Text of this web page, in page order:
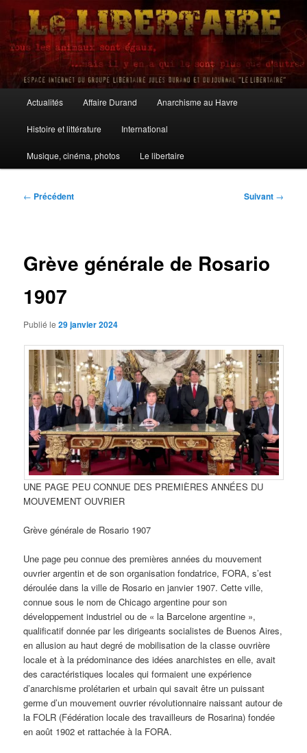
Aller
contenu
principalLe Libertaire
principal
Actualités Affaire Durand Anarchisme au Havre
Histoire et littérature International
Musique, cinéma, photos Le libertaire
Navigation
← Précédent Suivant →
Grève générale de Rosario
1907
Publié le29 janvier 2024
UNE PAGE PEU CONNUE DES PREMIÈRES ANNÉES DU
MOUVEMENT OUVRIER
Grève générale de Rosario 1907
Une page peu connue des premières années du mouvement
ouvrier argentin et de son organisation fondatrice, FORA, s’est
déroulée dans la ville de Rosario en janvier 1907. Cette ville,
connue sous le nom de Chicago argentine pour son
développement industriel ou de « la Barcelone argentine »,
qualificatif donnée par les dirigeants socialistes de Buenos Aires,
en allusion au haut degré de mobilisation de la classe ouvrière
locale et à la prédominance des idées anarchistes en elle, avait
des caractéristiques locales qui formaient une expérience
d’anarchisme prolétarien et urbain qui savait être un puissant
germe d’un mouvement ouvrier révolutionnaire naissant autour de
la FOLR (Fédération locale des travailleurs de Rosarina) fondée
en août 1902 et rattachée à la FORA.